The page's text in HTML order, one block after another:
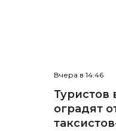
Вчера в 14:46
Туристов
оградят